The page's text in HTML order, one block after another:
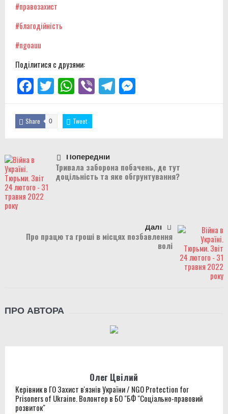
#правозахист
#благодійність
#ngoauu
Поділитися с друзями:
Facebook
TwitterWhatsApp
ViberTelegramMessenger
Share 0 Tweet
Попередній
Тривала заборона побачень, де тут
доцільність та яке обгрунтування?
Далі
Про працю та гроші в місцях позбавлення
волі
ПРО АВТОРА
Олег Цвілий
Керівник в ГО Захист в'язнів України / NGO Protection for
Prisoners of Ukraine. Волонтер в БО "БФ "Соціально-правовий
розвиток"